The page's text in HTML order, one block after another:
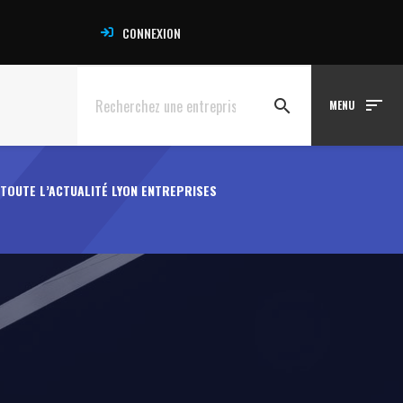
CONNEXION
search MENU sort
TOUTE L’ACTUALITÉ LYON ENTREPRISES